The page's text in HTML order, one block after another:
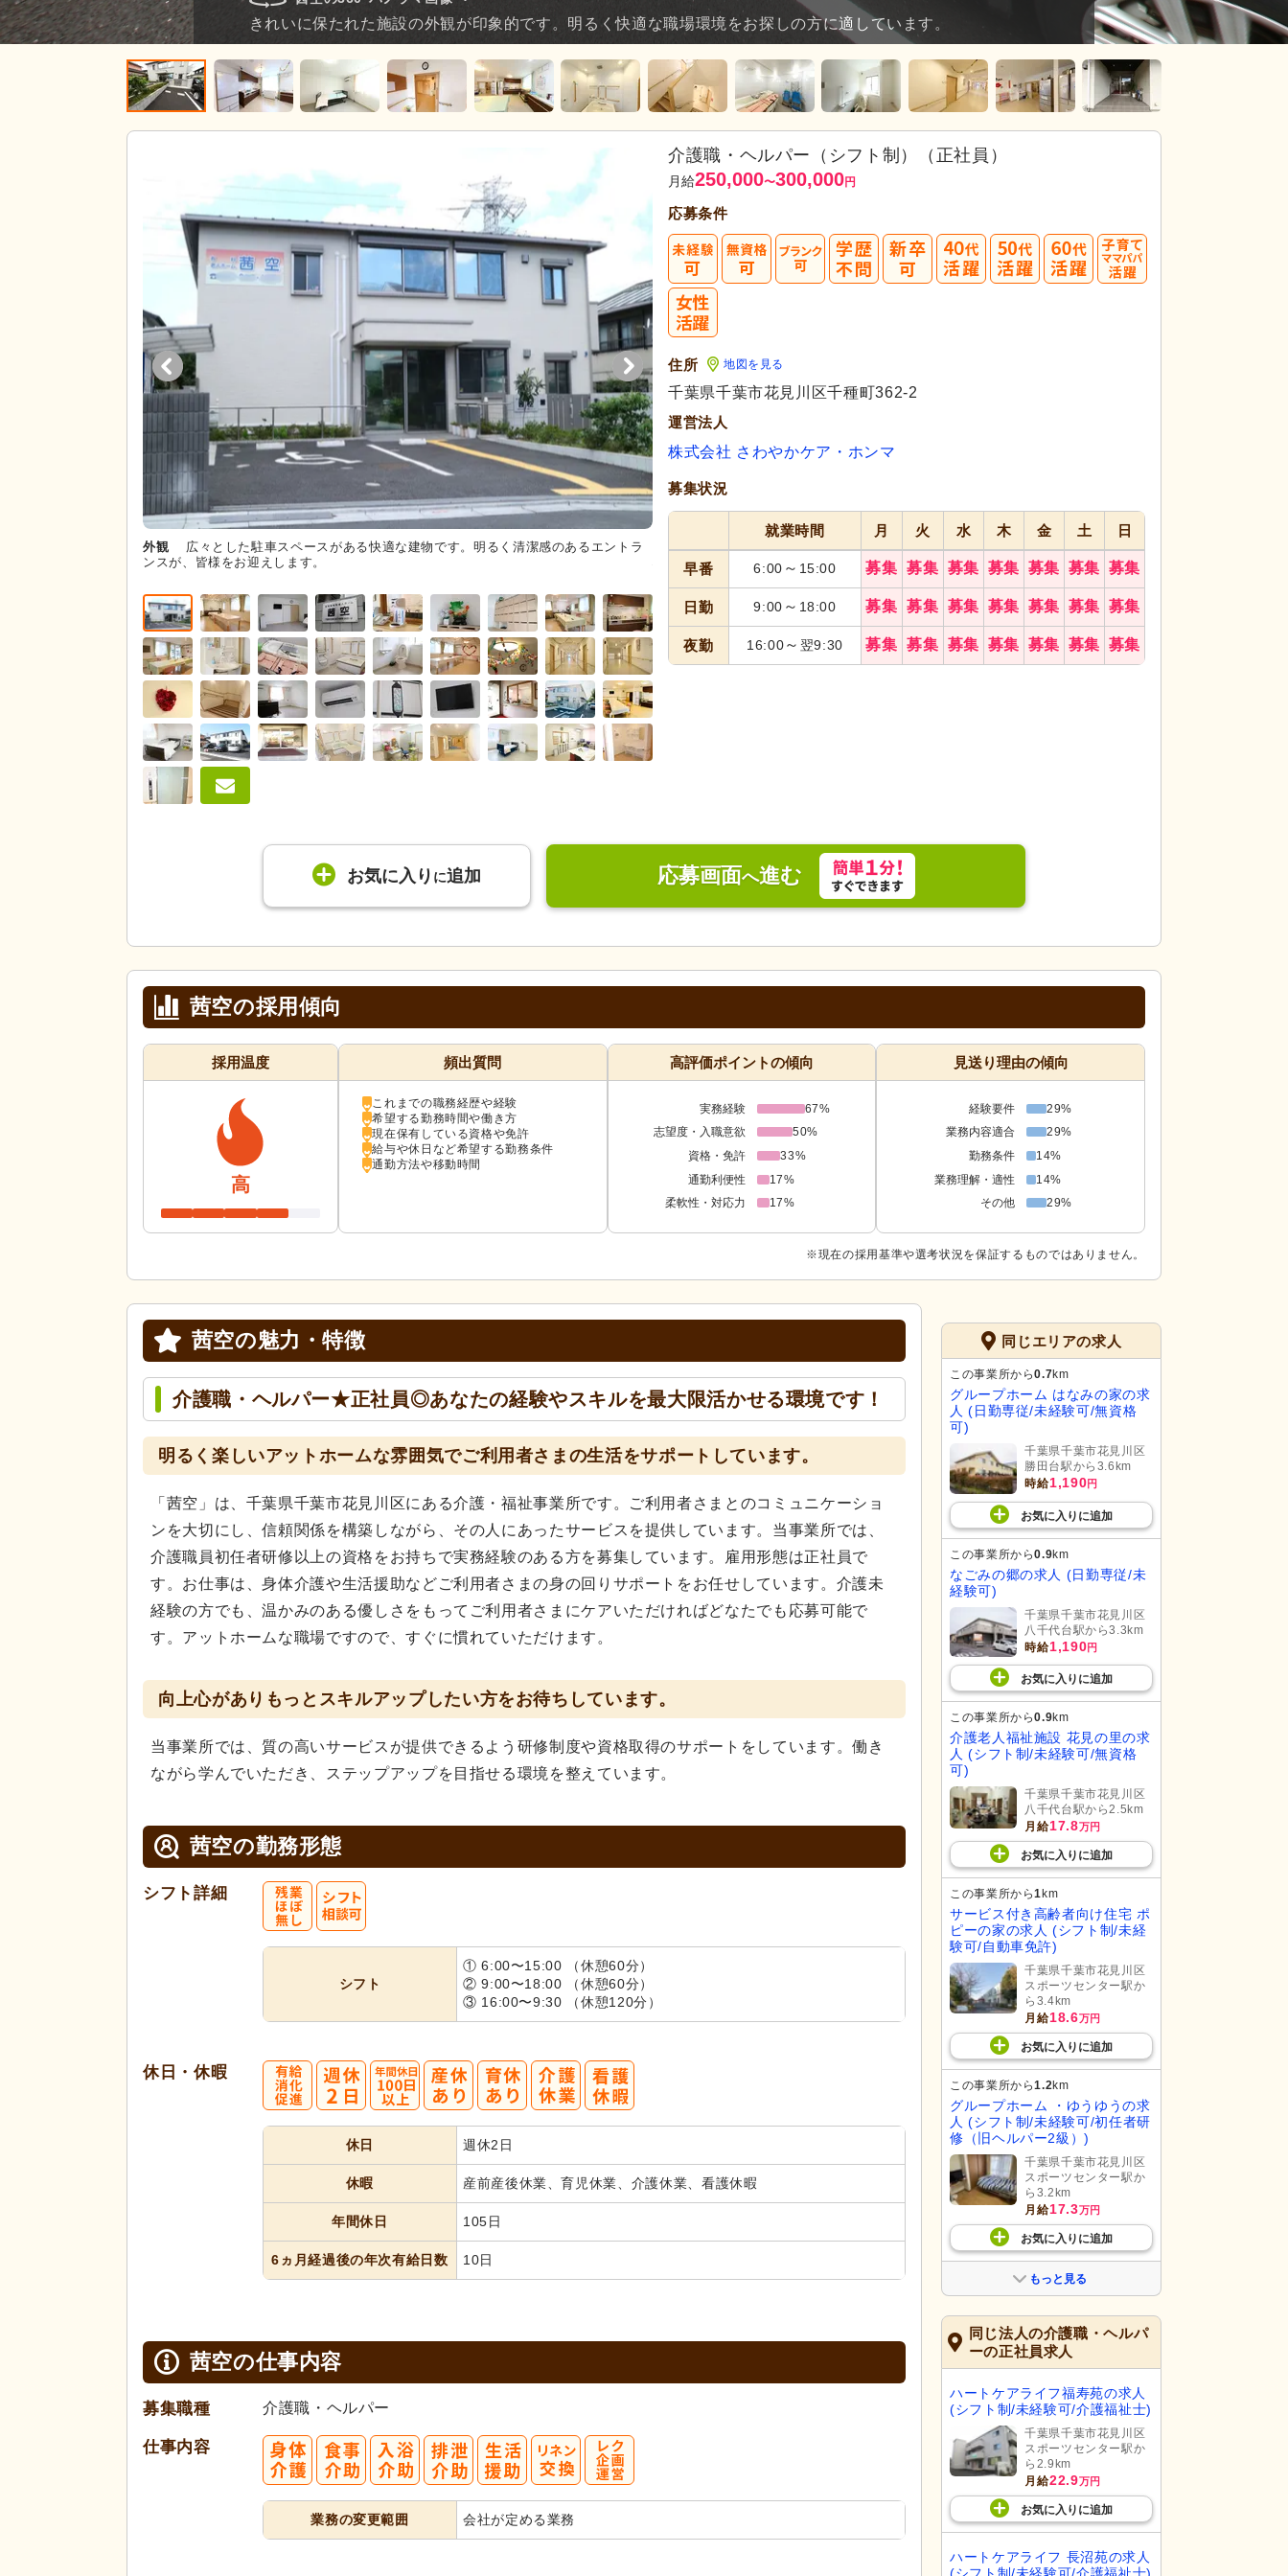
きれいに保たれた施設の外観が印象的です。明るく快適な職場環境をお探しの方に適しています。
外観
広々とした駐車スペースがある快適な建物です。明るく清潔感のあるエントラ
ンスが、皆様をお迎えします。
共有スペース
カラフルな飾りが天井を彩る食堂です。共に食事を楽しむ場として、
心地よい時間を提供しています。
介護職・ヘルパー（シフト制）（正社員）
月給250,000〜300,000円
応募条件
住所 地図を見る
千葉県千葉市花見川区千種町362-2
運営法人
株式会社 さわやかケア・ホンマ
募集状況
就業時間 月 火 水 木 金 土 日
早番 6:00 ～ 15:00 募集 募集 募集 募集 募集 募集 募集
日勤 9:00 ～ 18:00 募集 募集 募集 募集 募集 募集 募集
夜勤 16:00～ 翌9:30 募集 募集 募集 募集 募集 募集 募集
お気に入り に追加 応募画面へ進む
茜空の採用傾向
採用温度
高
頻出質問
これまでの職務経歴や経験
希望する勤務時間や働き方
現在保有している資格や免許
給与や休日など希望する勤務条件
通勤方法や移動時間
高評価ポイントの傾向
実務経験
67%
志望度・入職意欲
50%
資格・免許
33%
通勤利便性
17%
柔軟性・対応力
17%
見送り理由の傾向
経験要件
29%
業務内容適合
29%
勤務条件
14%
業務理解・適性
14%
その他
29%
※現在の採用基準や選考状況を保証するものではありません。
茜空の魅力・特徴
介護職・ヘルパー★正社員◎あなたの経験やスキルを最大限活かせる環境です！
明るく楽しいアットホームな雰囲気でご利用者さまの生活をサポートしています。
「茜空」は、千葉県千葉市花見川区にある介護・福祉事業所です。ご利用者さまとのコミュニケーショ
ンを大切にし、信頼関係を構築しながら、その人にあったサービスを提供しています。当事業所では、
介護職員初任者研修以上の資格をお持ちで実務経験のある方を募集しています。雇用形態は正社員で
す。お仕事は、身体介護や生活援助などご利用者さまの身の回りサポートをお任せしています。介護未
経験の方でも、温かみのある優しさをもってご利用者さまにケアいただければどなたでも応募可能で
す。アットホームな職場ですので、すぐに慣れていただけます。
向上心がありもっとスキルアップしたい方をお待ちしています。
当事業所では、質の高いサービスが提供できるよう研修制度や資格取得のサポートをしています。働き
ながら学んでいただき、ステップアップを目指せる環境を整えています。
茜空の勤務形態
シフト詳細
シフト
① 6:00〜15:00 （休憩60分）
② 9:00〜18:00 （休憩60分）
③ 16:00〜9:30 （休憩120分）
休日・休暇
休日 週休2日
休暇 産前産後休業、育児休業、介護休業、看護休暇
年間休日 105日
6ヵ月経過後の年次有給日数 10日
茜空の仕事内容
募集職種 介護職・ヘルパー
仕事内容
業務の変更範囲 会社が定める業務
同じエリアの求人
この事業所から0.7km
グループホーム はなみの家の求
人 (日勤専従/未経験可/無資格
可)
千葉県千葉市花見川区
勝田台駅から3.6km
時給1,190円
お気に入り に追加
この事業所から0.9km
なごみの郷の求人 (日勤専従/未
経験可)
千葉県千葉市花見川区
八千代台駅から3.3km
時給1,190円
お気に入り に追加
この事業所から0.9km
介護老人福祉施設 花見の里の求
人 (シフト制/未経験可/無資格
可)
千葉県千葉市花見川区
八千代台駅から2.5km
月給17.8万円
お気に入り に追加
この事業所から1 km
サービス付き高齢者向け住宅 ポ
ピーの家の求人 (シフト制/未経
験可/自動車免許)
千葉県千葉市花見川区
スポーツセンター駅か
ら3.4km
月給18.6万円
お気に入り に追加
この事業所から1.2km
グループホーム ・ゆうゆうの求
人 (シフト制/未経験可/初任者研
修（旧ヘルパー2級）)
千葉県千葉市花見川区
スポーツセンター駅か
ら3.2km
月給17.3万円
お気に入り に追加
もっと見る
同じ法人の介護職・ヘルパ
ーの正社員求人
ハートケアライフ福寿苑の求人
(シフト制/未経験可/介護福祉士)
千葉県千葉市花見川区
スポーツセンター駅か
ら2.9km
月給22.9万円
お気に入り に追加
ハートケアライフ 長沼苑の求人